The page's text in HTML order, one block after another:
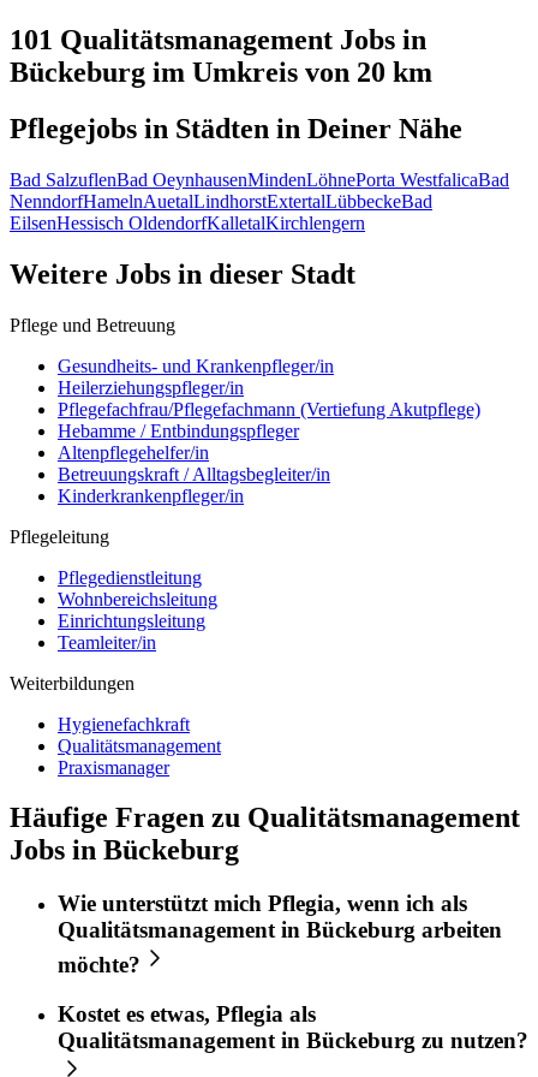
101 Qualitätsmanagement Jobs in
Bückeburg im Umkreis von 20 km
Pflegejobs in Städten in Deiner Nähe
Bad SalzuflenBad OeynhausenMindenLöhnePorta WestfalicaBad
NenndorfHamelnAuetalLindhorstExtertalLübbeckeBad
EilsenHessisch OldendorfKalletalKirchlengern
Weitere Jobs in dieser Stadt
Pflege und Betreuung
Gesundheits- und Krankenpfleger/in
Heilerziehungspfleger/in
Pflegefachfrau/Pflegefachmann (Vertiefung Akutpflege)
Hebamme / Entbindungspfleger
Altenpflegehelfer/in
Betreuungskraft / Alltagsbegleiter/in
Kinderkrankenpfleger/in
Pflegeleitung
Pflegedienstleitung
Wohnbereichsleitung
Einrichtungsleitung
Teamleiter/in
Weiterbildungen
Hygienefachkraft
Qualitätsmanagement
Praxismanager
Häufige Fragen zu Qualitätsmanagement
Jobs in Bückeburg
Wie unterstützt mich Pflegia, wenn ich als
Qualitätsmanagementin Bückeburg arbeiten
möchte?
Kostet es etwas, Pflegia als
Qualitätsmanagement in Bückeburg zu nutzen?